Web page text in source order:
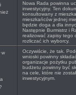
Nowa Rada powinna
inwestycyjny. Ten
konsultowany z
mieszkańców jednej
będzie doga a dla
Następnie Burmistrz i
realizować zapisy tego
rozliczać ich wyborcy.
w
Oczywiście, że tak.
wnioski powinny
organizacje pożytku
budżetu powinny być
na cele, które nie
inwestycyjnym.